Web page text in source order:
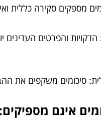
מספקים סקירה כללית
הדקויות והפרטים
סיכומים משקפים את
אינם מספיקים: